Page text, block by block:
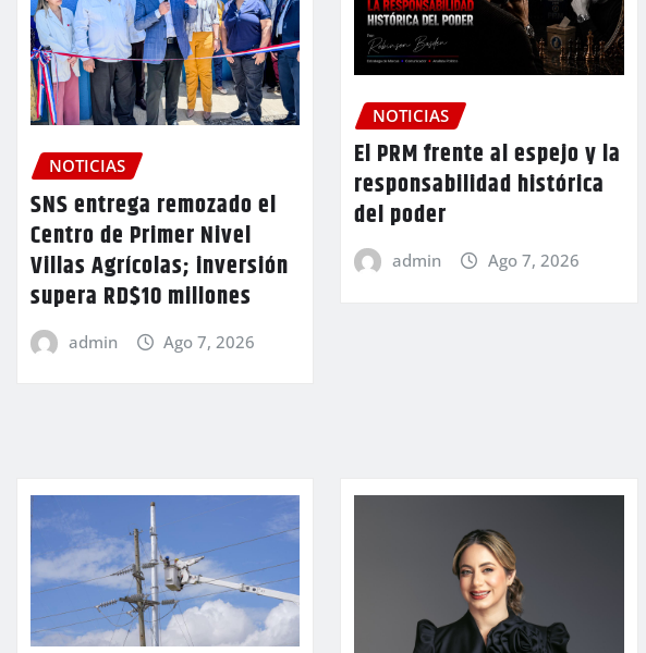
NOTICIAS
SNS entrega remozado el
Centro de Primer Nivel
Villas Agrícolas; inversión
supera RD$10 millones
admin Ago 7, 2026
NOTICIAS
El PRM frente al espejo y la
responsabilidad histórica
del poder
admin Ago 7, 2026